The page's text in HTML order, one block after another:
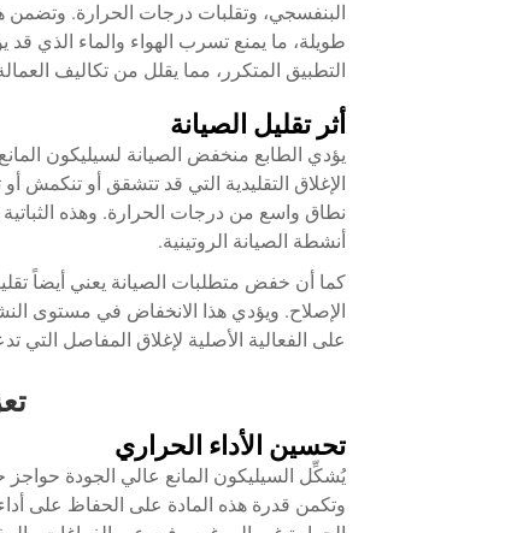
البنفسجي، وتقلبات درجات الحرارة.
طويلة، ما يمنع تسرب الهواء والماء الذي قد
التطبيق المتكرر، مما يقلل من تكاليف
أثر تقليل الصيانة
يؤدي الطابع منخفض الصيانة لسيليكون
الإغلاق التقليدية التي قد تتشقق أو
نطاق واسع من درجات الحرارة. وهذه
أنشطة الصيانة الروتينية.
كما أن خفض متطلبات الصيانة يعني أيضاً
الإصلاح. ويؤدي هذا الانخفاض في مستوى
على الفعالية الأصلية لإغلاق المفاصل
تحسين الأداء الحراري
يُشكِّل السيليكون المانع عالي الجودة
وتكمن قدرة هذه المادة على الحفاظ على